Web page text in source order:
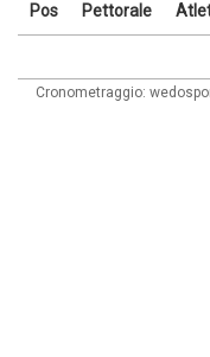
Pos Pettorale
Cronometraggio: